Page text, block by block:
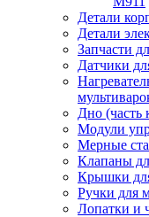
Детали
Детали
Запчасти
Датчики
Дно (часть
Модули
Мерные
Клапаны
Крышки
Ручки для
Лопатки и